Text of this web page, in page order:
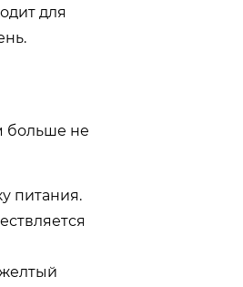
для
больше не
питания.